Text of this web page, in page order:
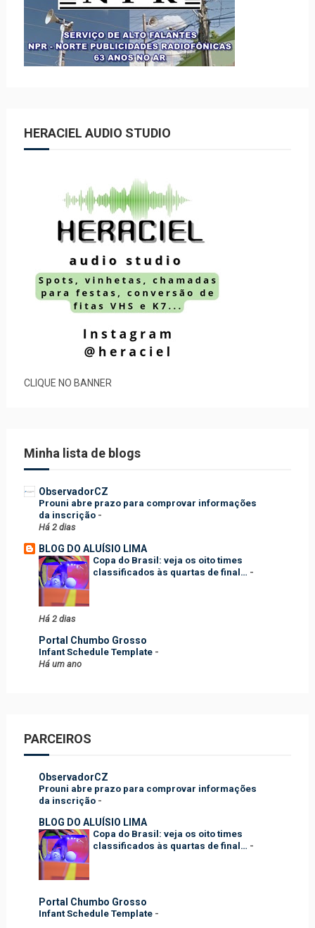
HERACIEL AUDIO STUDIO
CLIQUE NO BANNER
Minha lista de blogs
ObservadorCZ
Prouni abre prazo para comprovar informações
da inscrição -
Há 2 dias
BLOG DO ALUÍSIO LIMA
Copa do Brasil: veja os oito times
classificados às quartas de final… -
Há 2 dias
Portal Chumbo Grosso
Infant Schedule Template -
Há um ano
PARCEIROS
ObservadorCZ
Prouni abre prazo para comprovar informações
da inscrição -
BLOG DO ALUÍSIO LIMA
Copa do Brasil: veja os oito times
classificados às quartas de final… -
Portal Chumbo Grosso
Infant Schedule Template -